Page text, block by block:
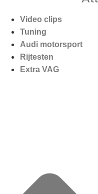
Video clips
Tuning
Audi motorsport
Rijtesten
Extra VAG